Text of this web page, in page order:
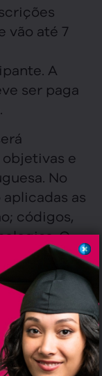
vão até 7
A
ser paga
e
No
as
códigos,
O
aplicação
sejam
2025.